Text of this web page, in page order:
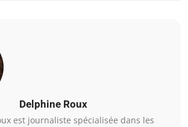
Delphine Roux
est journaliste spécialisée dans les